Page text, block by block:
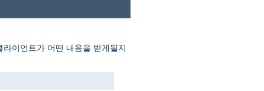
이언트가 어떤 내용을 받게될지